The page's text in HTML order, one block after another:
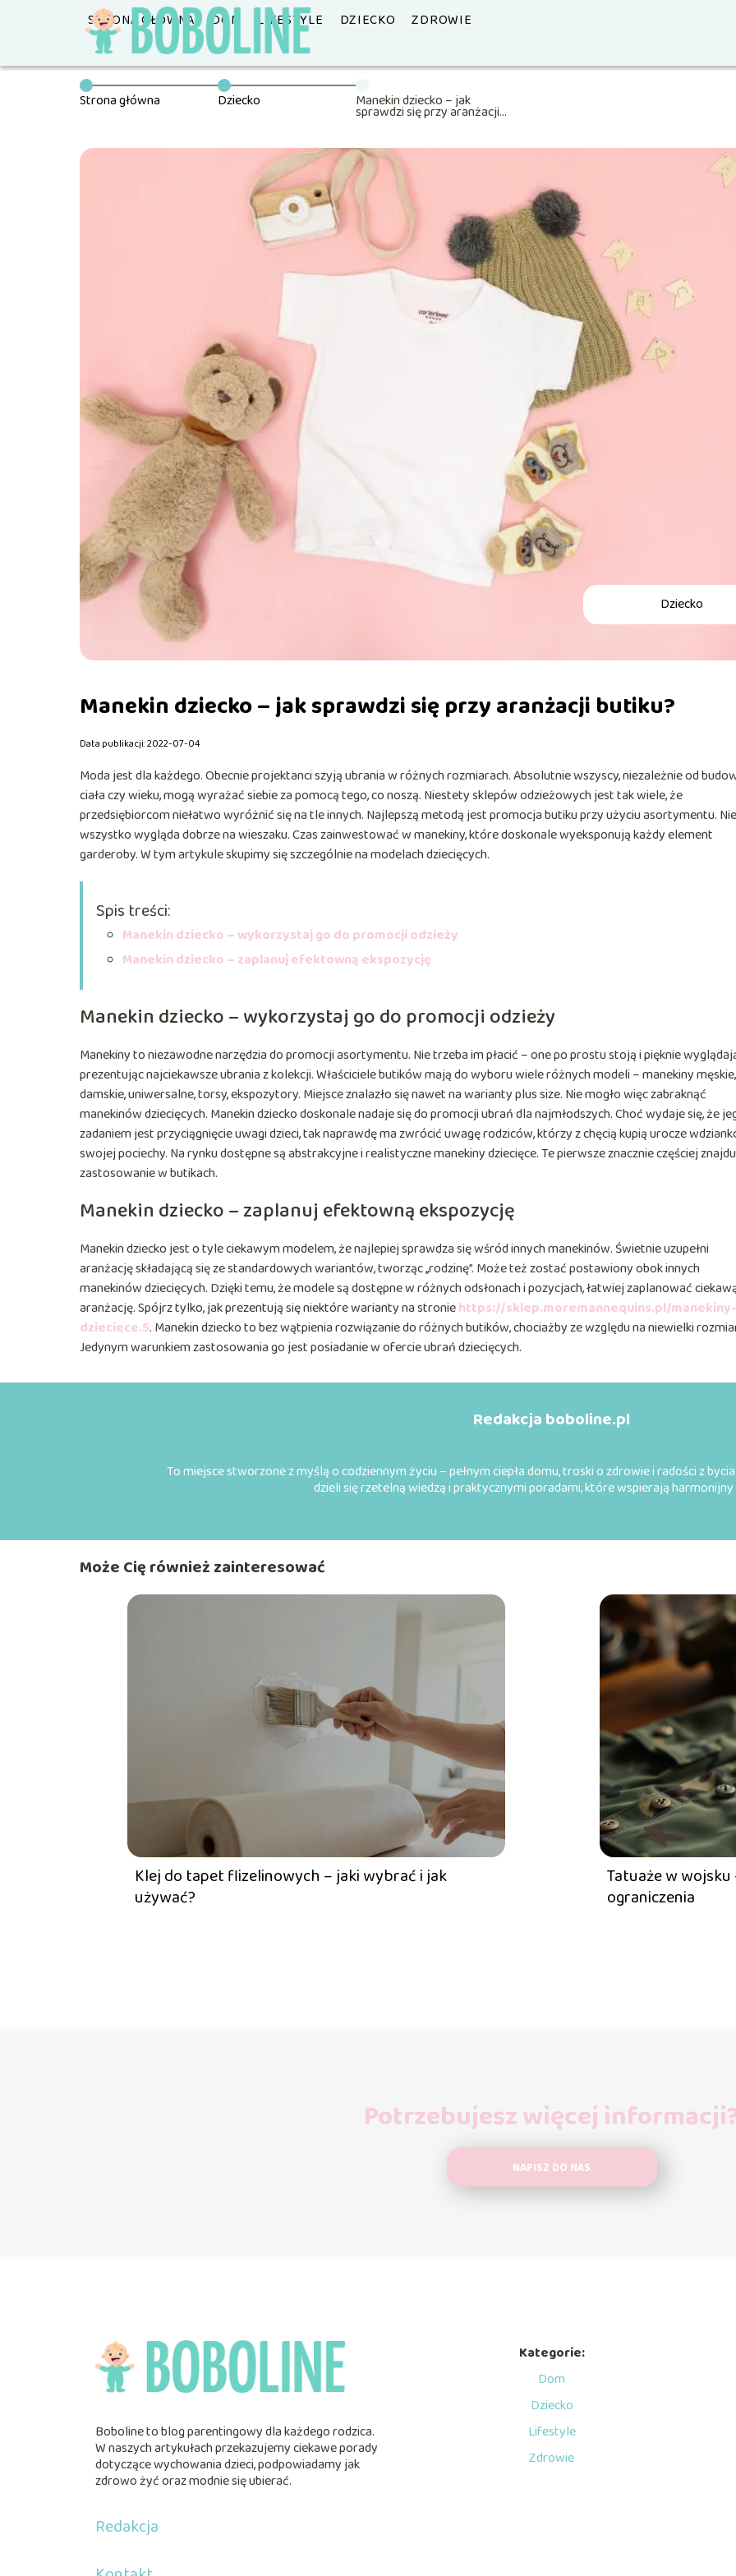
STRONA GŁÓWNA DOM LIFESTYLE DZIECKO ZDROWIE
Strona główna Dziecko Manekin dziecko – jak
sprawdzi się przy aranżacji
butiku?
Dziecko
Manekin dziecko – jak sprawdzi się przy aranżacji butiku?
Data publikacji: 2022-07-04
Moda jest dla każdego. Obecnie projektanci szyją ubrania w różnych rozmiarach. Absolutnie wszyscy, niezależnie od
ciała czy wieku, mogą wyrażać siebie za pomocą tego, co noszą. Niestety sklepów odzieżowych jest tak wiele, że
przedsiębiorcom niełatwo wyróżnić się na tle innych. Najlepszą metodą jest promocja butiku przy użyciu asortymentu. Nie
wszystko wygląda dobrze na wieszaku. Czas zainwestować w manekiny, które doskonale wyeksponują każdy element
garderoby. W tym artykule skupimy się szczególnie na modelach dziecięcych.
Spis treści:
​Manekin dziecko – wykorzystaj go do promocji odzieży
​Manekin dziecko – zaplanuj efektowną ekspozycję
​Manekin dziecko – wykorzystaj go do promocji odzieży
Manekiny to niezawodne narzędzia do promocji asortymentu. Nie trzeba im płacić – one po prostu stoją i pięknie
prezentując najciekawsze ubrania z kolekcji. Właściciele butików mają do wyboru wiele różnych modeli – manekiny męskie,
damskie, uniwersalne, torsy, ekspozytory. Miejsce znalazło się nawet na warianty plus size. Nie mogło więc zabraknąć
manekinów dziecięcych. Manekin dziecko doskonale nadaje się do promocji ubrań dla najmłodszych. Choć wydaje się, że
zadaniem jest przyciągnięcie uwagi dzieci, tak naprawdę ma zwrócić uwagę rodziców, którzy z chęcią kupią urocze
swojej pociechy. Na rynku dostępne są abstrakcyjne i realistyczne manekiny dziecięce. Te pierwsze znacznie częściej
zastosowanie w butikach.
​Manekin dziecko – zaplanuj efektowną ekspozycję
Manekin dziecko jest o tyle ciekawym modelem, że najlepiej sprawdza się wśród innych manekinów. Świetnie uzupełni
aranżację składającą się ze standardowych wariantów, tworząc ,,rodzinę”. Może też zostać postawiony obok innych
manekinów dziecięcych. Dzięki temu, że modele są dostępne w różnych odsłonach i pozycjach, łatwiej zaplanować
aranżację. Spójrz tylko, jak prezentują się niektóre warianty na stroniehttps://sklep.moremannequins.pl/manekiny-
dzieciece.5. Manekin dziecko to bez wątpienia rozwiązanie do różnych butików, chociażby ze względu na niewielki
Jedynym warunkiem zastosowania go jest posiadanie w ofercie ubrań dziecięcych.
Redakcja boboline.pl
To miejsce stworzone z myślą o codziennym życiu – pełnym ciepła domu, troski o zdrowie i radości z
dzieli się rzetelną wiedzą i praktycznymi poradami, które wspierają
Może Cię również zainteresować
Klej do tapet flizelinowych – jaki wybrać i jak
używać?
Tatuaże w wojsku
ograniczenia
Potrzebujesz więcej
NAPISZ DO NAS
Boboline to blog parentingowy dla każdego rodzica.
W naszych artykułach przekazujemy ciekawe porady
dotyczące wychowania dzieci, podpowiadamy jak
zdrowo żyć oraz modnie się ubierać.
Redakcja
Kategorie:
Dom
Dziecko
Lifestyle
Zdrowie